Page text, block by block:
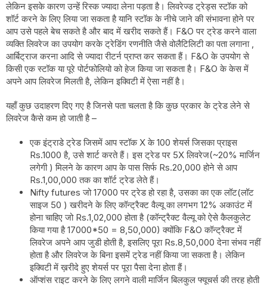
लेकिन इसके कारण उन्हें रिस्क ज्यादा लेना पड़ता है। लिवरेज्ड ट्रेड्स स्टॉक को
शॉर्ट करने के लिए लिया जा सकता है यानि स्टॉक के नीचे जाने की संभावना होने पर
आप उसे पहले बेच सकते है और बाद में खरीद सकते हैं। F&O पर ट्रेड करने वाला
व्यक्ति लिवरेज का उपयोग करके ट्रेडिंग रणनीति जैसे वोलैटिलिटी का पता लगाना ,
आर्बिट्राज करना आदि से ज्यादा रीटर्न प्राप्त कर सकता हैं। F&O के उपयोग से
किसी एक स्टॉक या पूरे पोर्टफोलियो को हेज किया जा सकता है। F&O के केस में
अपने आप लिवरेज मिलती है, लेकिन इक्विटी में ऐसा नहीं है।
यहाँ कुछ उदाहरण दिए गए है जिनसे पता चलता है कि कुछ प्रकार के ट्रेड लेने से
लिवरेज कैसे कम हो जाती है –
एक इंट्राडे ट्रेड जिसमें आप स्टॉक X के 100 शेयर्स जिसका प्राइस
Rs.1000 है, उसे शार्ट करते हैं। इस ट्रेड पर 5X लिवरेज(~20% मार्जिन
लगेगी ) मिलने के कारण आप के पास सिर्फ Rs.20,000 होने से आप
Rs.1,00,000 तक का शॉर्ट ट्रेड लेते हैं।
Nifty futures जो 17000 पर ट्रेड हो रहा है, उसका का एक लॉट(लॉट
साइज 50 ) खरीदने के लिए कॉन्ट्रैक्ट वैल्यू का लगभग 12% अकाउंट में
होना चाहिए जो Rs.1,02,000 होता है (कॉन्ट्रैक्ट वैल्यू को ऐसे कैलकुलेट
किया गया है 17000*50 = 8,50,000) क्योंकि F&O कॉन्ट्रैक्ट में
लिवरेज अपने आप जुडी होती है, इसलिए पूरा Rs.8,50,000 देना संभव नहीं
होता है और लिवरेज के बिना इसमें ट्रेड नहीं किया जा सकता है। लेकिन
इक्विटी में ख़रीदे हुए शेयर्स पर पूरा पैसा देना होता हैं।
ऑप्शंस राइट करने के लिए लगने वाली मार्जिन बिलकुल फ्यूचर्स की तरह होती